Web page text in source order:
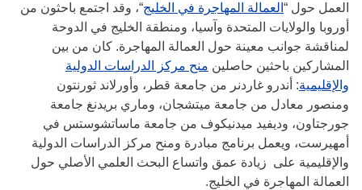
العمل حول “ العمالة المهاجرة في الخليج“، وقد اجتمع باحثون من
أوروبا والولايات المتحدة وآسيا، ومنطقة الخليج في الدوحة
لمناقشة جوانب معينة حول العمالة المهاجرة. كان من بين
المشاركين باحثين حاصلين منح مركز الدراسات الدولية
والإقليمية: أندرو غاردنر من جامعة قطر، وأورلاند ثورنتون
ومنصور معادل من جامعة ميتشجان، وماري بريدنغ جامعة
جورجتاون، وديفيد ميدنيكوف من جامعة ماساتشوستس في
أمهيرست، ويعمل برنامج مبادرة ومنح مركز الدراسات الدولية
والإقليمية على زيادة عمق واتساع البحث العلمي الأصلي حول
العمالة المهاجرة في الخليج.